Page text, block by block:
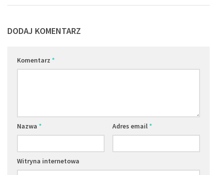
DODAJ KOMENTARZ
Komentarz *
Nazwa * Adres email*
Witryna internetowa